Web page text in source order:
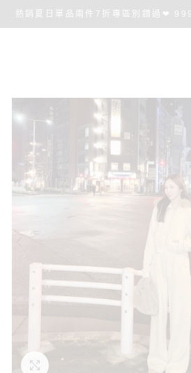
熱銷夏日單品兩件7折專區別錯過❤
點擊放大